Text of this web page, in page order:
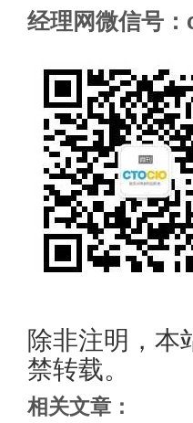
经理网微信号
除非注明，本
禁转载。
相关文章：